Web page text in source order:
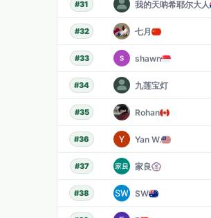
#31 我的天呐希耶尔大人
#32 七月
#33 shawn
#34 九莲宝灯
#35 Rohan
#36 Yan W.
#37 家良
#38 SW